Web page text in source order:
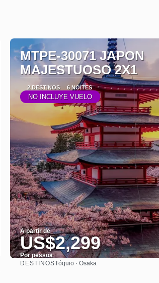
MTPE-30071 JAPON
MAJESTUOSO 2X1
2 DESTINOS 6 NOITES
NO INCLUYE VUELO
A partir de
US$2,299
Por pessoa
DESTINOSTóquio · Osaka